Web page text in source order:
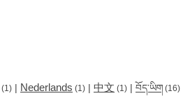
(1) | Nederlands (1) | 中文 (1) | བོད་ཡིག (16)